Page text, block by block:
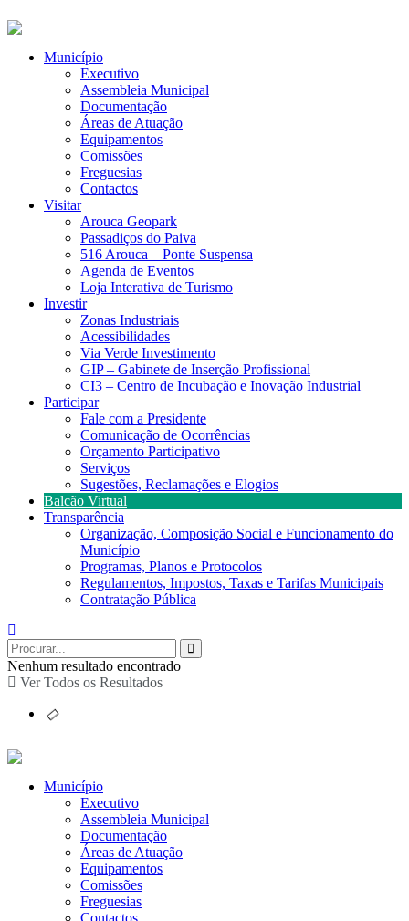
Município
Executivo
Assembleia Municipal
Documentação
Áreas de Atuação
Equipamentos
Comissões
Freguesias
Contactos
Visitar
Arouca Geopark
Passadiços do Paiva
516 Arouca – Ponte Suspensa
Agenda de Eventos
Loja Interativa de Turismo
Investir
Zonas Industriais
Acessibilidades
Via Verde Investimento
GIP – Gabinete de Inserção Profissional
CI3 – Centro de Incubação e Inovação Industrial
Participar
Fale com a Presidente
Comunicação de Ocorrências
Orçamento Participativo
Serviços
Sugestões, Reclamações e Elogios
Balcão Virtual
Transparência
Organização, Composição Social e Funcionamento do
Município
Programas, Planos e Protocolos
Regulamentos, Impostos, Taxas e Tarifas Municipais
Contratação Pública
Nenhum resultado encontrado
Ver Todos os Resultados
Município
Executivo
Assembleia Municipal
Documentação
Áreas de Atuação
Equipamentos
Comissões
Freguesias
Contactos